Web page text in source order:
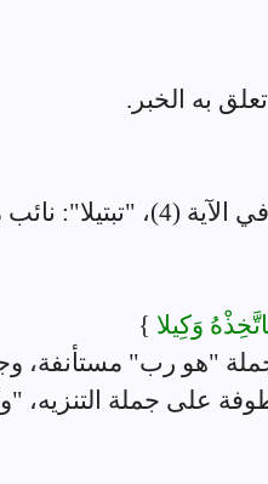
به الخبر.
جملة "واذكر" معطوفة على جملة "رتل"
وَكِيلا }
"هو رب" مستأنفة،
على جملة التنزيه،